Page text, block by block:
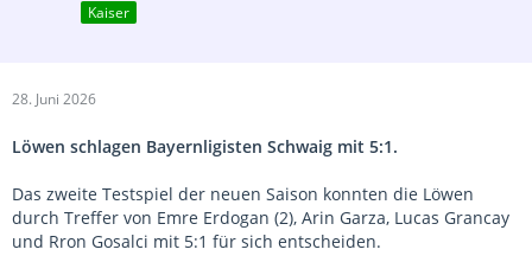
Kaiser
28. Juni 2026
Löwen schlagen Bayernligisten Schwaig mit 5:1.
Das zweite Testspiel der neuen Saison konnten die Löwen
durch Treffer von Emre Erdogan (2), Arin Garza, Lucas Grancay
und Rron Gosalci mit 5:1 für sich entscheiden.